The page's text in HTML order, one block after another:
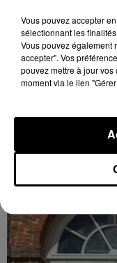
Une casse
LE GRAND
Vous pouvez accepter
sélectionnant les
Vous pouvez également
accepter". Vos
pouvez mettre à jour
moment via le lien